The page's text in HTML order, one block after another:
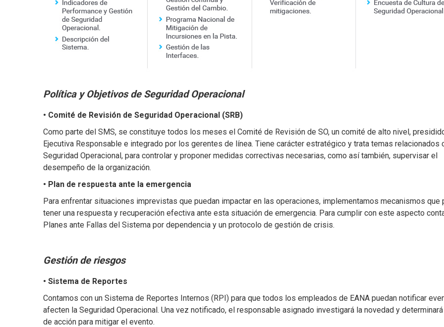
Política y Objetivos de Seguridad Operacional
• Comité de Revisión de Seguridad Operacional (SRB)
Como parte del SMS, se constituye todos los meses el Comité de Revisión de SO, un comité de alto nivel,
Ejecutiva Responsable e integrado por los gerentes de línea. Tiene carácter estratégico y trata temas relacionados
Seguridad Operacional, para controlar y proponer medidas correctivas necesarias, como así también, supervisar el
desempeño de la organización.
• Plan de respuesta ante la emergencia
Para enfrentar situaciones imprevistas que puedan impactar en las operaciones, implementamos mecanismos que
tener una respuesta y recuperación efectiva ante esta situación de emergencia. Para cumplir con este aspecto
Planes ante Fallas del Sistema por dependencia y un protocolo de gestión de crisis.
Gestión de riesgos
• Sistema de Reportes
Contamos con un Sistema de Reportes Internos (RPI) para que todos los empleados de EANA puedan notificar
afecten la Seguridad Operacional. Una vez notificado, el responsable asignado investigará la novedad y
de acción para mitigar el evento.